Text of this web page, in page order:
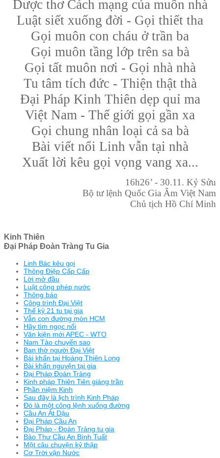
Dược thơ Cách mạng của muôn nhà
Luật siết xuống đời - Gọi thiết tha
Gọi muôn con cháu ở trần ba
Gọi muôn tầng lớp trên sa bà
Gọi tất muôn nơi - Gọi nhà nhà
Tu tâm tích đức - Thiện thật thà
Đại Pháp Kinh Thiên dẹp quỉ ma
Việt Nam - Thế giới gọi gần xa
Gọi chung nhân loại cả sa bà
Bài viết nổi Linh vẫn tại nhà
Xuất lời kêu gọi vọng vang xa...
16h26’ - 30.11. Kỷ Sửu
Bộ tư lệnh Quốc Gia Âm Việt Nam
Chủ tịch Hồ Chí Minh
Kinh Thiên
Đại Pháp Đoàn Tràng Tu Gia
Linh Bác kêu gọi
Thông Điệp Cấp Cấp
Lời mở đầu
Luật công phép nước
Thông báo
Công trình Đại Việt
Thế kỷ 21 tu tại gia
Vẫn con đường mòn HCM
Hãy tìm ngọc nổi
Văn kiện mới APEC - WTO
Nam Tào chuyển sao
Ban thờ người Đại Việt
Bài khấn tại Hoàng Thiên Long
Bài khấn nguyện tại gia
Đại Pháp Đoàn Tràng
Kinh pháp Thiên Tiên giáng trần
Phần niệm Kinh
Sau đây là lịch trình Kinh Pháp
Đó là một công lệnh xuống đường
Cầu An Ất Dậu
Đại Pháp Cầu An
Đại Pháp - Đoàn Tràng tu gia
Bảo Thư Cầu An Bính Tuất
Một câu chuyện kỷ thập
Cơ Trời vận Nước